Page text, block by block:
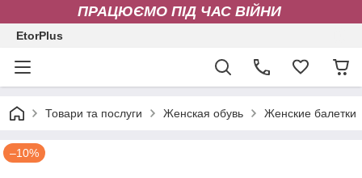
ПРАЦЮЄМО ПІД ЧАС ВІЙНИ
EtorPlus
Товари та послуги Женская обувь Женские балетки
–10%